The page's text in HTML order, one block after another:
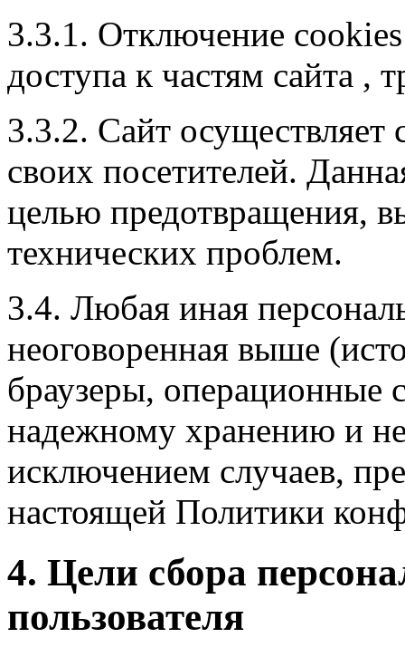
3.3.1. Отключение
доступа к частям сайта ,
3.3.2. Сайт осуществляет
своих посетителей.
целью предотвращения,
технических проблем.
3.4. Любая иная
неоговоренная выше
браузеры, операционные
надежному хранению и
исключением случаев,
настоящей Политики
4. Цели сбора
пользователя